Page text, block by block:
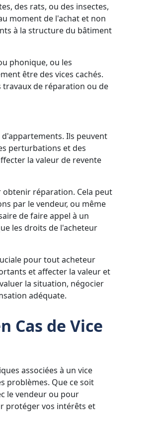
des rats, ou des insectes,
moment de l'achat et non
à la structure du bâtiment
phonique, ou les
être des vices cachés.
de réparation ou de
Ils peuvent
perturbations et des
la valeur de revente
obtenir réparation. Cela peut
par le vendeur, ou même
de faire appel à un
les droits de l'acheteur
pour tout acheteur
et affecter la valeur et
la situation, négocier
adéquate.
Cas de Vice
associées à un vice
problèmes. Que ce soit
le vendeur ou pour
protéger vos intérêts et